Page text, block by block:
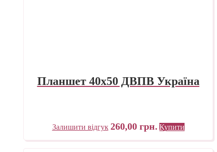
Планшет 40х50 ДВПВ Україна
Залишити відгук 260,00 грн. Купити